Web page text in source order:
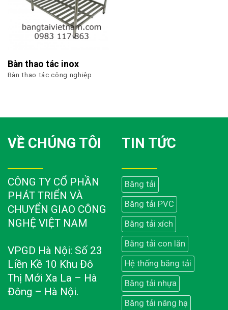
Bàn thao tác inox
Bàn thao tác công nghiệp
VỀ CHÚNG TÔI
CÔNG TY CỔ PHẦN
PHÁT TRIỂN VÀ
CHUYỂN GIAO CÔNG
NGHỆ VIỆT NAM
VPGD Hà Nội: Số 23
Liền Kề 10 Khu Đô
Thị Mới Xa La – Hà
Đông – Hà Nội.
TIN TỨC
Băng tải
Băng tải PVC
Băng tải xích
Băng tải con lăn
Hệ thống băng tải
Băng tải nhựa
Băng tải nâng hạ